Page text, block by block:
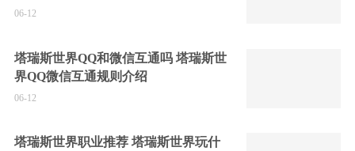
06-12
塔瑞斯世界QQ和微信互通吗 塔瑞斯世
界QQ微信互通规则介绍
06-12
塔瑞斯世界职业推荐 塔瑞斯世界玩什